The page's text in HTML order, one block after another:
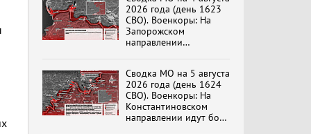
Бренды Советской
эпохи "Гжель"
Специальный репортаж
«Изменимся или
вымрем»
2026 года (день 1623
СВО). Военкоры: На
Запорожском
направлении
Степногорска
Сводка МО на 5 августа
2026 года (день 1624
СВО). Военкоры: На
Константиновском
направлении идут бои